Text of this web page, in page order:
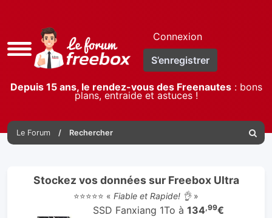
Accès
rapide
Connexion
S’enregistrer
Depuis 15 ans, le rendez-vous des Freenautes: bons
plans, entraide et astuces !
Le Forum Rechercher
Stockez vos données sur Freebox Ultra
⭐⭐⭐⭐⭐ « Fiable et Rapide! 👌»
SSD Fanxiang 1To à 134,99€